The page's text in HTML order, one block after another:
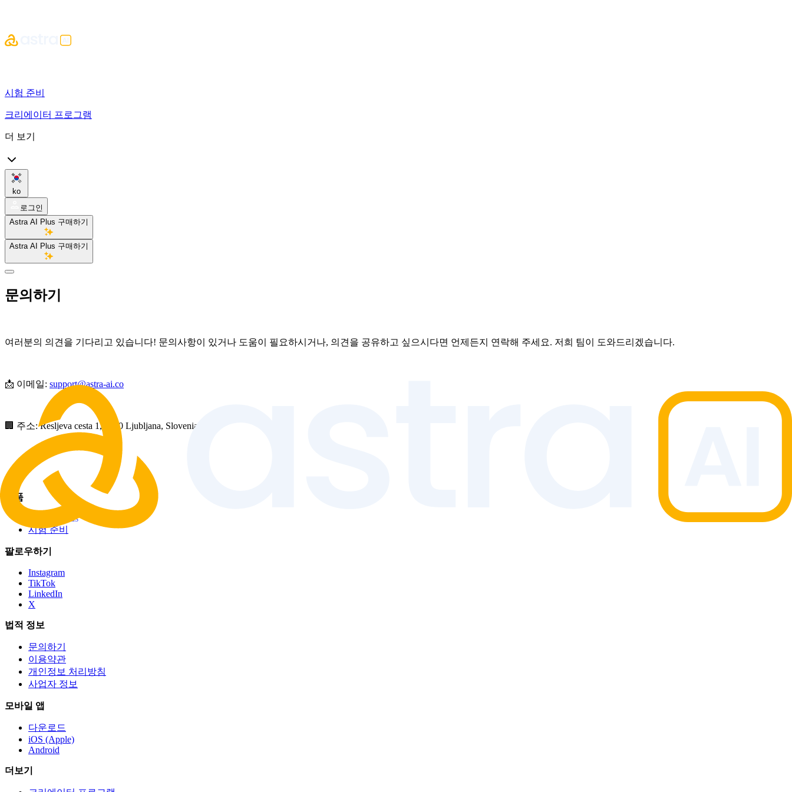
시험 준비
크리에이터 프로그램
더 보기
ko
로그인
Astra AI Plus 구매하기
Astra AI Plus 구매하기
문의하기
여러분의 의견을 기다리고 있습니다! 문의사항이 있거나 도움이 필요하시거나, 의견을 공유하고 싶으시다면 언제든지 연락해 주세요. 저희 팀이 도와드리겠습니다.
📩 이메일: support@astra-ai.co
🏢 주소: Resljeva cesta 1, 1000 Ljubljana, Slovenia
제품
Astra AI Plus
시험 준비
팔로우하기
Instagram
TikTok
LinkedIn
X
법적 정보
문의하기
이용약관
개인정보 처리방침
사업자 정보
모바일 앱
다운로드
iOS (Apple)
Android
더보기